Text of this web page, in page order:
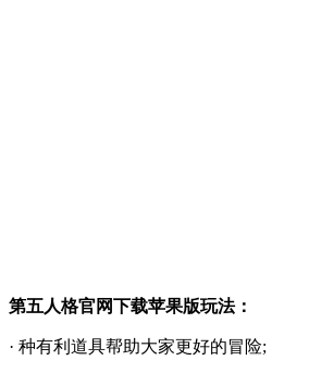
第五人格官网下载苹果版玩法：
· 种有利道具帮助大家更好的冒险;